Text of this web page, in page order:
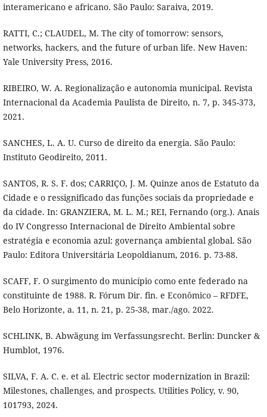
interamericano e africano. São Paulo: Saraiva, 2019.
RATTI, C.; CLAUDEL, M. The city of tomorrow: sensors,
networks, hackers, and the future of urban life. New Haven:
Yale University Press, 2016.
RIBEIRO, W. A. Regionalização e autonomia municipal. Revista
Internacional da Academia Paulista de Direito, n. 7, p. 345-373,
2021.
SANCHES, L. A. U. Curso de direito da energia. São Paulo:
Instituto Geodireito, 2011.
SANTOS, R. S. F. dos; CARRIÇO, J. M. Quinze anos de Estatuto da
Cidade e o ressignificado das funções sociais da propriedade e
da cidade. In: GRANZIERA, M. L. M.; REI, Fernando (org.). Anais
do IV Congresso Internacional de Direito Ambiental sobre
estratégia e economia azul: governança ambiental global. São
Paulo: Editora Universitária Leopoldianum, 2016. p. 73-88.
SCAFF, F. O surgimento do município como ente federado na
constituinte de 1988. R. Fórum Dir. fin. e Econômico – RFDFE,
Belo Horizonte, a. 11, n. 21, p. 25-38, mar./ago. 2022.
SCHLINK, B. Abwägung im Verfassungsrecht. Berlin: Duncker &
Humblot, 1976.
SILVA, F. A. C. e. et al. Electric sector modernization in Brazil:
Milestones, challenges, and prospects. Utilities Policy, v. 90,
101793, 2024.